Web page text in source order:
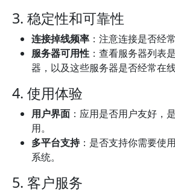
3. 稳定性和可靠性
连接掉线频率 ：注意连接是否经常
服务器可用性 ：查看服务器列表
器，以及这些服务器是否经常在线
4. 使用体验
用户界面 ：应用是否用户友好，
用。
多平台支持：是否支持你需要使
系统。
5. 客户服务